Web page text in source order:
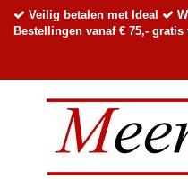
Veilig betalen met Ideal
Bestellingen vanaf € 75,- gratis